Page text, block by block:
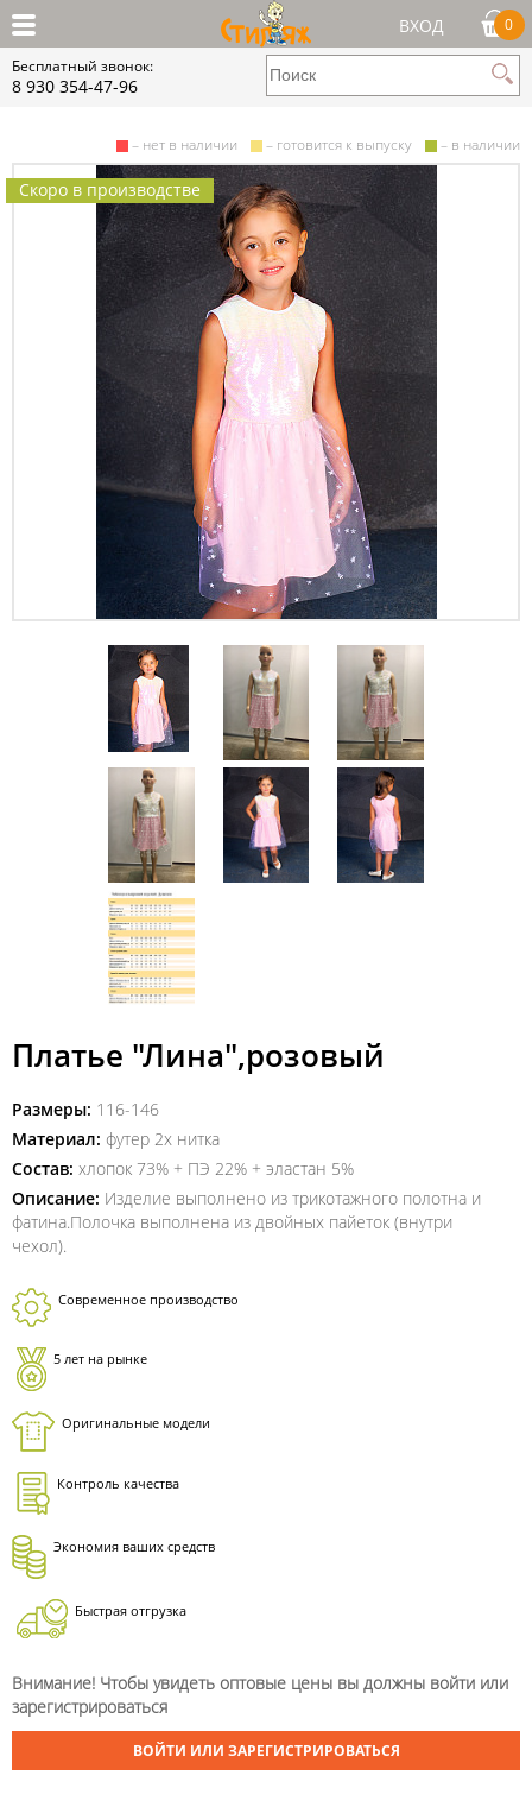
ВХОД 0
Бесплатный звонок:
8 930 354-47-96
– нет в наличии – готовится к выпуску – в наличии
Скоро в производстве
Платье "Лина",розовый
Размеры: 116-146
Материал: футер 2х нитка
Состав: хлопок 73% + ПЭ 22% + эластан 5%
Описание: Изделие выполнено из трикотажного полотна и
фатина.Полочка выполнена из двойных пайеток (внутри
чехол).
Современное производство
5 лет на рынке
Оригинальные модели
Контроль качества
Экономия ваших средств
Быстрая отгрузка
Внимание! Чтобы увидеть оптовые цены вы должны войти или
зарегистрироваться
ВОЙТИ ИЛИ ЗАРЕГИСТРИРОВАТЬСЯ